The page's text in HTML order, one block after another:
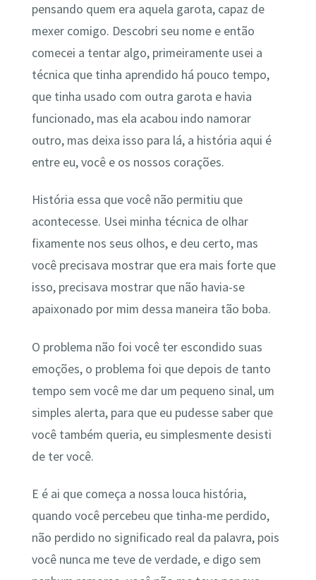
pensando quem era aquela garota, capaz de
mexer comigo. Descobri seu nome e então
comecei a tentar algo, primeiramente usei a
técnica que tinha aprendido há pouco tempo,
que tinha usado com outra garota e havia
funcionado, mas ela acabou indo namorar
outro, mas deixa isso para lá, a história aqui é
entre eu, você e os nossos corações.
História essa que você não permitiu que
acontecesse. Usei minha técnica de olhar
fixamente nos seus olhos, e deu certo, mas
você precisava mostrar que era mais forte que
isso, precisava mostrar que não havia-se
apaixonado por mim dessa maneira tão boba.
O problema não foi você ter escondido suas
emoções, o problema foi que depois de tanto
tempo sem você me dar um pequeno sinal, um
simples alerta, para que eu pudesse saber que
você também queria, eu simplesmente desisti
de ter você.
E é ai que começa a nossa louca história,
quando você percebeu que tinha-me perdido,
não perdido no significado real da palavra, pois
você nunca me teve de verdade, e digo sem